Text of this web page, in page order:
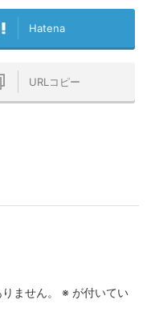
Hatena
URLコピー
ません。 ※ が付いてい